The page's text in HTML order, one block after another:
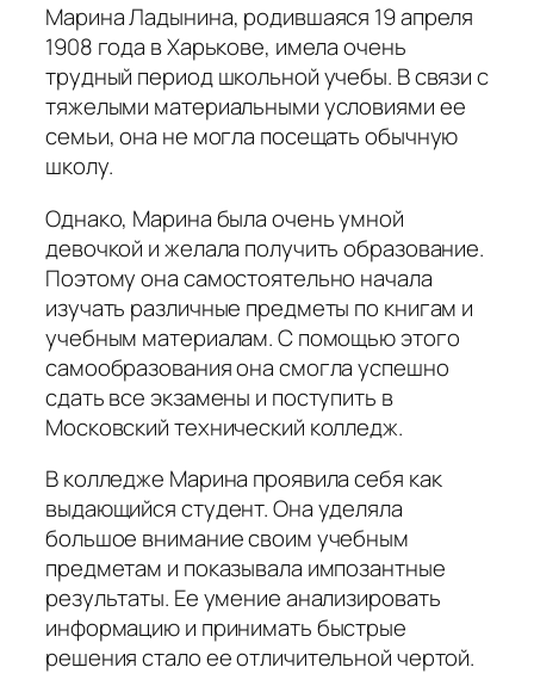
Марина Ладынина, родившаяся 19 апреля
1908 года в Харькове, имела очень
трудный период школьной учебы. В связи с
тяжелыми материальными условиями ее
семьи, она не могла посещать обычную
школу.
Однако, Марина была очень умной
девочкой и желала получить образование.
Поэтому она самостоятельно начала
изучать различные предметы по книгам и
учебным материалам. С помощью этого
самообразования она смогла успешно
сдать все экзамены и поступить в
Московский технический колледж.
В колледже Марина проявила себя как
выдающийся студент. Она уделяла
большое внимание своим учебным
предметам и показывала импозантные
результаты. Ее умение анализировать
информацию и принимать быстрые
решения стало ее отличительной чертой.